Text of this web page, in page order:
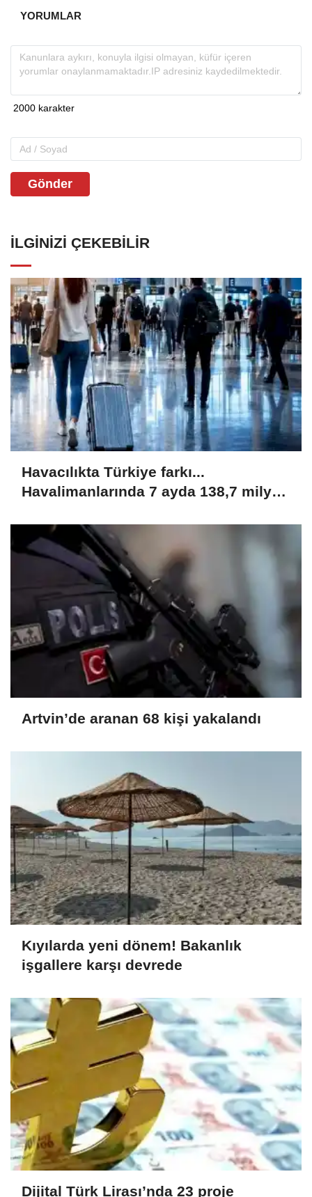
YORUMLAR
Gönder
İLGINIZI ÇEKEBILIR
Havacılıkta Türkiye farkı...
Havalimanlarında 7 ayda 138,7 milyon
Artvin’de aranan 68 kişi yakalandı
Kıyılarda yeni dönem! Bakanlık
işgallere karşı devrede
Dijital Türk Lirası’nda 23 proje